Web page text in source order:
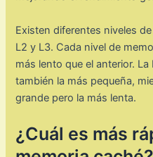
Existen diferentes niveles
L2 y L3. Cada nivel de
más lento que el anterior. La
también la más pequeña,
grande pero la más lenta.
¿Cuál es más